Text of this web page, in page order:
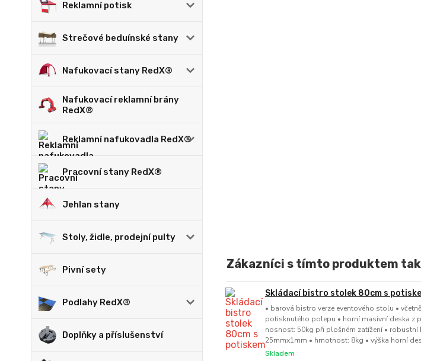
Reklamní potisk
Strečové beduínské stany
Nafukovací stany RedX®
Nafukovací reklamní brány
RedX®
Reklamní nafukovadla RedX®
Pracovní stany RedX®
Jehlan stany
Stoly, židle, prodejní pulty
Pivní sety
Podlahy RedX®
Doplňky a příslušenství
Zákazníci s tímto produktem
Skládací bistro stolek 80cm s
• barová bistro verze eventového stolu •
potisknutého polepu • horní masivní deska z
nosnost: 50kg při plošném zatížení • robustní
25mmx1mm • hmotnost: 8kg • výška horní
Skladem